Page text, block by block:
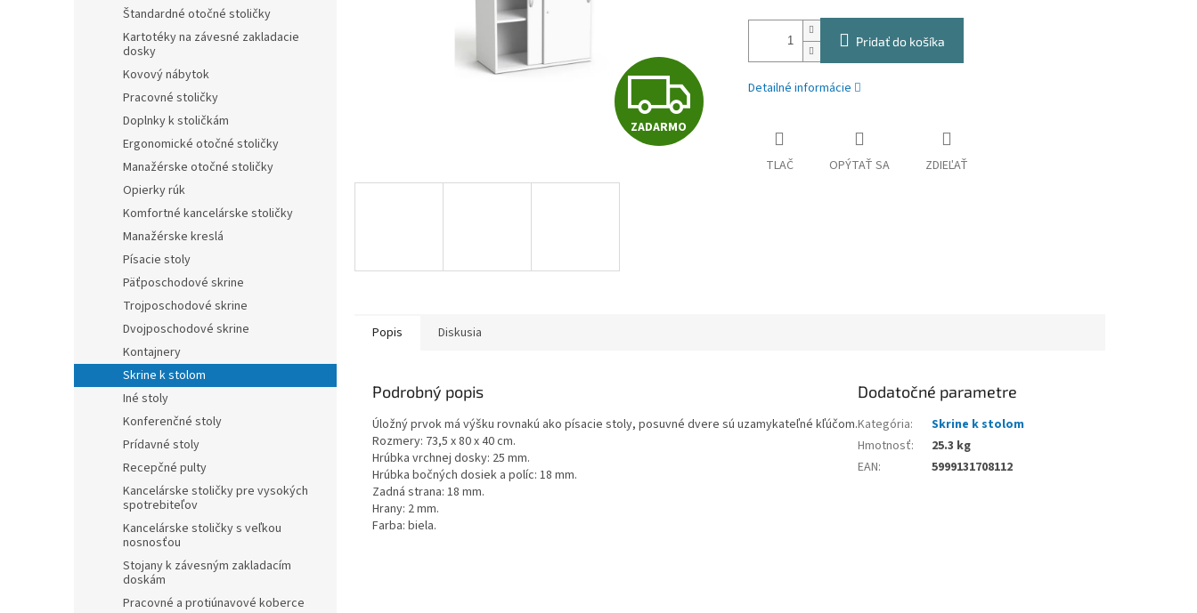
Štandardné otočné stoličky
Kartotéky na závesné zakladacie
dosky
Kovový nábytok
Pracovné stoličky
Doplnky k stoličkám
Ergonomické otočné stoličky
Manažérske otočné stoličky
Opierky rúk
Komfortné kancelárske stoličky
Manažérske kreslá
Písacie stoly
Päťposchodové skrine
Trojposchodové skrine
Dvojposchodové skrine
Kontajnery
Skrine k stolom
Iné stoly
Konferenčné stoly
Prídavné stoly
Recepčné pulty
Kancelárske stoličky pre vysokých
spotrebiteľov
Kancelárske stoličky s veľkou
nosnosťou
Stojany k závesným zakladacím
doskám
Pracovné a protiúnavové koberce
Z
A
M
ZADARMO
Pridať do košíka
Detailné informácie
TLAČ OPÝTAŤ SA ZDIEĽAŤ
Popis Diskusia
Podrobný popis
Úložný prvok má výšku rovnakú ako písacie stoly, posuvné dvere sú uzamykateľné kľúčom.
Rozmery: 73,5 x 80 x 40 cm.
Hrúbka vrchnej dosky: 25 mm.
Hrúbka bočných dosiek a políc: 18 mm.
Zadná strana: 18 mm.
Hrany: 2 mm.
Farba: biela.
Dodatočné parametre
Kategória:
Skrine k stolom
Hmotnosť:
25.3 kg
EAN: 5999131708112